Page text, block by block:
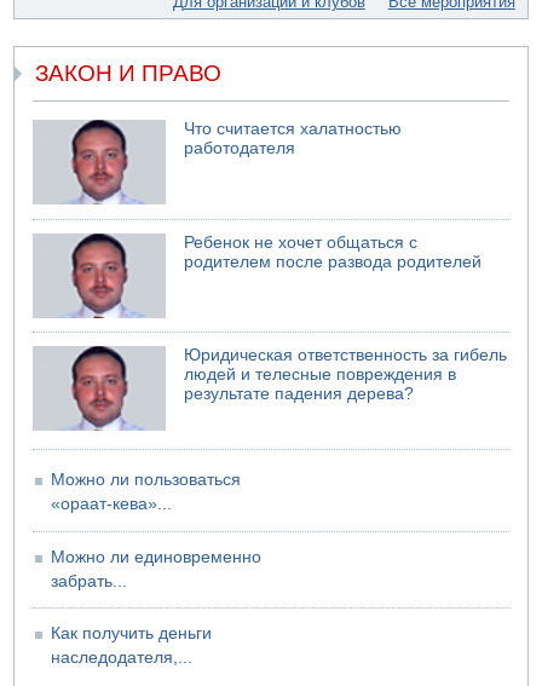
07.08.2026 11:05
Саудовская Аравия опасается нападения хуситов и
07.08.2026 08:29
В Бат-Яме утонул мужчина
07.08.2026 08:29
Стрельба в школе Таиланда
ЗАКОН И ПРАВО
Что считается халатностью
работодателя
Ребенок не хочет общаться с
родителем после развода родителей
Юридическая ответственность за гибель
людей и телесные повреждения в
результате падения дерева?
Можно ли пользоваться
«ораат-кева»...
Можно ли единовременно
забрать...
Как получить деньги
наследодателя,...